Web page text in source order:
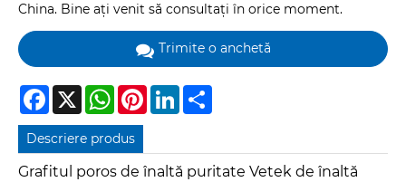
China. Bine ați venit să consultați în orice moment.
Trimite o anchetă
Facebook
X WhatsAppPinterestLinkedIn
Descriere produs
Grafitul poros de înaltă puritate Vetek de înaltă